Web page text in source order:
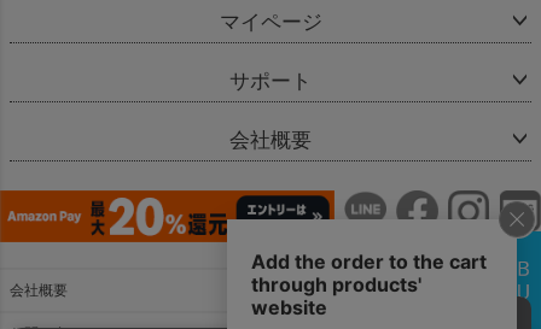
マイページ
サポート
会社概要
会社概要